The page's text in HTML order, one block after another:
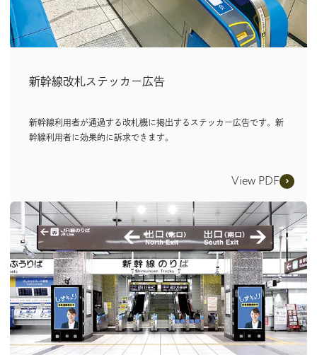
新幹線改札ステッカー広告
新幹線利用者が通過する改札機に掲出するステッカー広告です。新
幹線利用者に効果的に訴求できます。
View PDF